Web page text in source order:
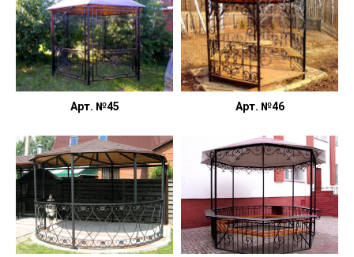
Арт. №45 Арт. №46